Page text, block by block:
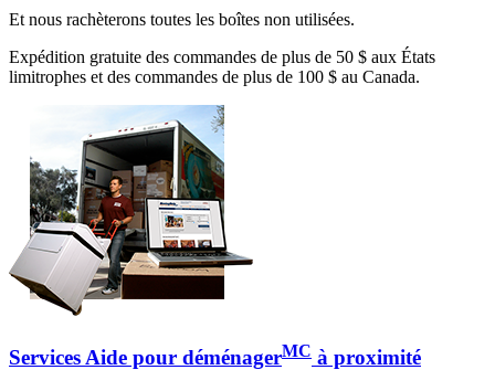
Et nous rachèterons toutes les boîtes non utilisées.
Expédition gratuite des commandes de plus de 50 $ aux États
limitrophes et des commandes de plus de 100 $ au Canada.
Services Aide pour déménagerMC à proximité